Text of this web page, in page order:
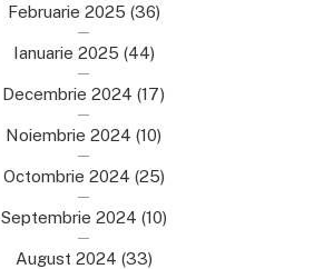
Februarie 2025 (36)
Ianuarie 2025 (44)
Decembrie 2024 (17)
Noiembrie 2024 (10)
Octombrie 2024 (25)
Septembrie 2024 (10)
August 2024 (33)